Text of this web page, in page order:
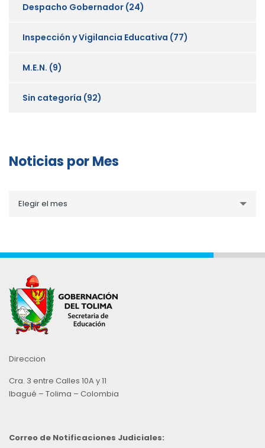
Despacho Gobernador (24)
Inspección y Vigilancia Educativa (77)
M.E.N. (9)
Sin categoría (92)
Noticias por Mes
porElegir el mes
Direccion
Cra. 3 entre Calles 10A y 11
Ibagué – Tolima – Colombia
Correo de Notificaciones Judiciales: